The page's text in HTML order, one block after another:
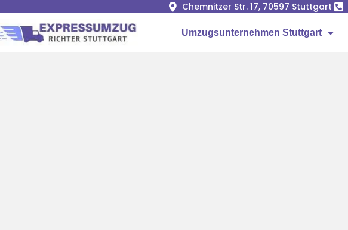
Chemnitzer Str. 17, 70597 Stuttgart
Umzugsunternehmen Stuttgart